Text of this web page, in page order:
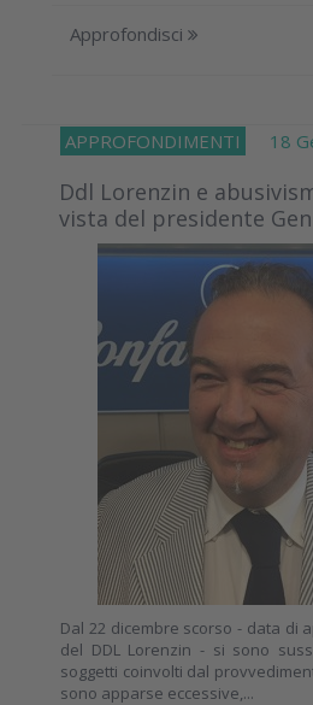
Approfondisci
APPROFONDIMENTI 18
Ddl Lorenzin e
vista del presidente
Dal 22 dicembre scorso - data di
del DDL Lorenzin - si sono
soggetti coinvolti dal
sono apparse eccessive,...